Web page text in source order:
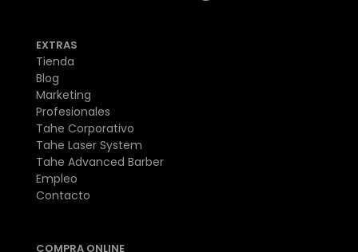
EXTRAS
Tienda
Blog
Marketing
Profesionales
Tahe Corporativo
Tahe Laser System
Tahe Advanced Barber
Empleo
Contacto
COMPRA ONLINE